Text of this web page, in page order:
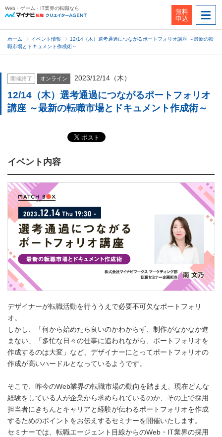
Web・ゲーム・IT業界の転職なら
無料
申込
ホーム イベント情報
12/14（木）選考通過につながるポートフォリオ講座 ～最新の転
職市場とドキュメント作成術～
開催終了 オンライン 2023/12/14（木）
12/14（木）選考通過につながるポートフォリオ
講座 ～最新の転職市場とドキュメント作成術～
イベント内容
デザイナーが転職活動を行ううえで必要不可欠なポートフォリ
オ。
しかし、「何から始めたら良いのかわからず、制作がなかなか進
まない」「多忙な日々の仕事に追われながら、ポートフォリオを
作成するのは大変」など、デザイナーにとってポートフォリオの
作成が高いハードルとなっているようです。
そこで、昨今のWeb業界の転職市場の動向を踏まえ、現在どんな
経験をしている人が企業から求められているのか、その上で採用
担当者にきちんとキャリアと経験が伝わるポートフォリオを作成
するためのポイントをお伝えするセミナーを開催いたします。
セミナーでは、転職エージェント目線からのWeb・IT業界の採用